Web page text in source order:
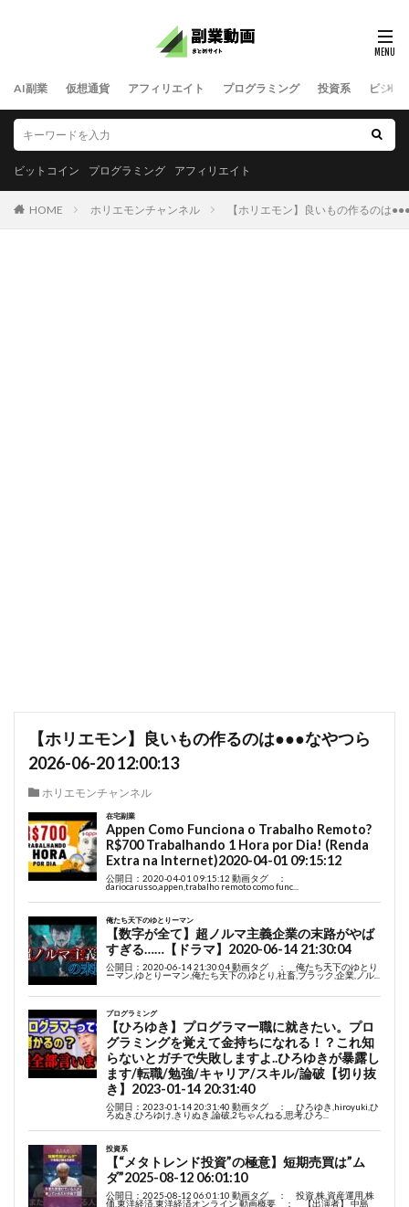
AI副業 仮想通貨 アフィリエイト プログラミング 投資系 ビジネ
ビットコイン プログラミング アフィリエイト
HOME ホリエモンチャンネル 【ホリエモン】良いもの作るのは
【ホリエモン】良いもの作るのは●●●なやつら
2026-06-20 12:00:13
ホリエモンチャンネル